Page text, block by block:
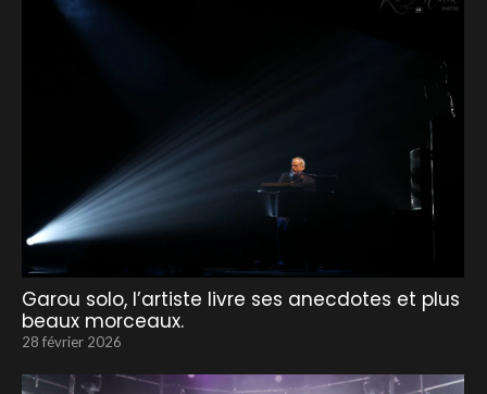
Garou solo, l’artiste livre ses anecdotes et plus
beaux morceaux.
28 février 2026